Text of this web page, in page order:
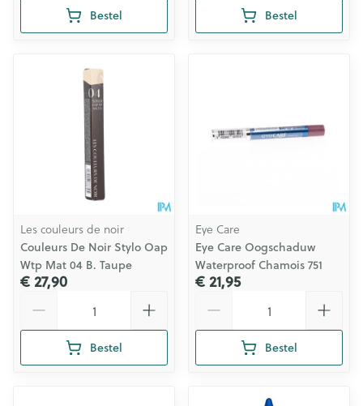
Bestel Bestel
Les couleurs de noir
Couleurs De Noir Stylo Oap
Wtp Mat 04 B. Taupe
€ 27,90
Bestel
Eye Care
Eye Care Oogschaduw
Waterproof Chamois 751
€ 21,95
Bestel